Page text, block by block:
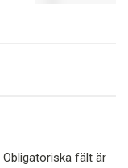
Obligatoriska fält är